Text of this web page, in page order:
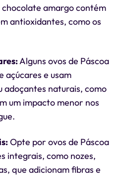
chocolate amargo contém
antioxidantes, como os
Alguns ovos de Páscoa
açúcares e usam
adoçantes naturais, como
um impacto menor nos
Opte por ovos de Páscoa
integrais, como nozes,
que adicionam fibras e